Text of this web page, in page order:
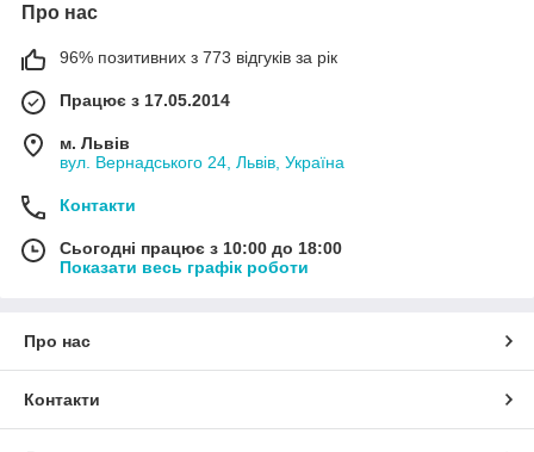
Про нас
96% позитивних з 773 відгуків за рік
Працює з 17.05.2014
м. Львів
вул. Вернадського 24, Львів, Україна
Контакти
Сьогодні працює з 10:00 до 18:00
Показати весь графік роботи
Про нас
Контакти